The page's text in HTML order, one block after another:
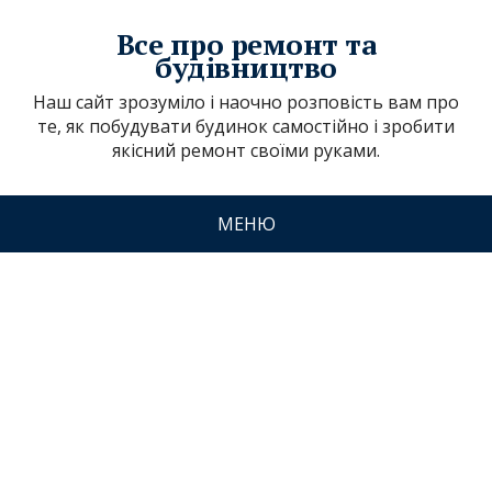
Все про ремонт та
будівництво
Наш сайт зрозуміло і наочно розповість вам про
те, як побудувати будинок самостійно і зробити
якісний ремонт своїми руками.
МЕНЮ